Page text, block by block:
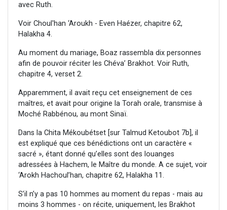
avec Ruth.
Voir Choul'han ‘Aroukh - Even Haézer, chapitre 62,
Halakha 4.
Au moment du mariage, Boaz rassembla dix personnes
afin de pouvoir réciter les Chéva’ Brakhot. Voir Ruth,
chapitre 4, verset 2.
Apparemment, il avait reçu cet enseignement de ces
maîtres, et avait pour origine la Torah orale, transmise à
Moché Rabbénou, au mont Sinaï.
Dans la Chita Mékoubétset [sur Talmud Ketoubot 7b], il
est expliqué que ces bénédictions ont un caractère «
sacré », étant donné qu’elles sont des louanges
adressées à Hachem, le Maître du monde. A ce sujet, voir
‘Arokh Hachoul’han, chapitre 62, Halakha 11.
S’il n’y a pas 10 hommes au moment du repas - mais au
moins 3 hommes - on récite, uniquement, les Brakhot